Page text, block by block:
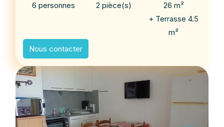
6 personnes 2 pièce(s)
26 m²
+ Terrasse 4.5
m²
Nous contacter